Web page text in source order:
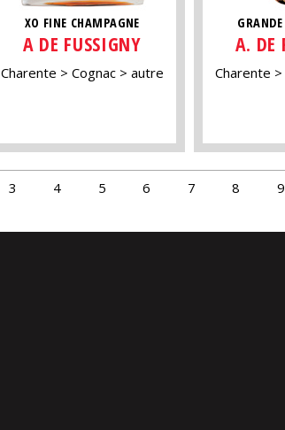
XO FINE CHAMPAGNE
A DE FUSSIGNY
Charente Cognac autre
A. DE
Charente
3 4 5 6 7 8 9